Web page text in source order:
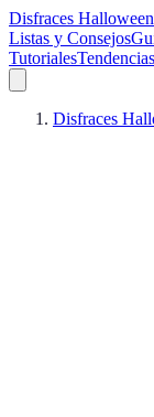
Disfraces Halloween
Listas y Consejos
TutorialesTendencias
Disfraces